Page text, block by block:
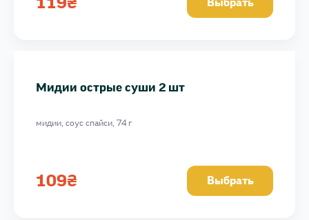
Выбрать
Мидии острые суши 2 шт
мидии, соус спайси, 74 г
109₴ Выбрать